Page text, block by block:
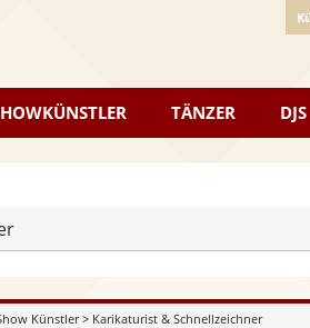
TÄNZER DJS
Künstler> Karikaturist & Schnellzeichner